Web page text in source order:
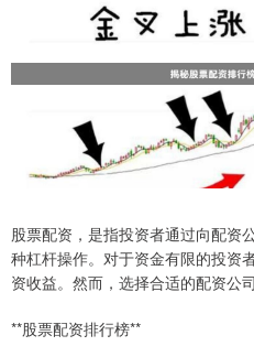
股票配资，是指投资者通过向配资
种杠杆操作。对于资金有限的投资
资收益。然而，选择合适的配资公
**股票配资排行榜**